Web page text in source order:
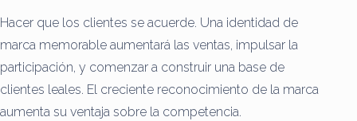
Hacer que los clientes se acuerde. Una identidad de
marca memorable aumentará las ventas, impulsar la
participación, y comenzar a construir una base de
clientes leales. El creciente reconocimiento de la marca
aumenta su ventaja sobre la competencia.